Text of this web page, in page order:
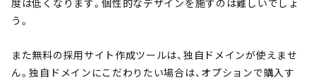
度は低くなります。個性的なデザインを施すのは難しいでしょ
う。
また無料の採用サイト作成ツールは、独自ドメインが使えませ
ん。独自ドメインにこだわりたい場合は、オプションで購入す